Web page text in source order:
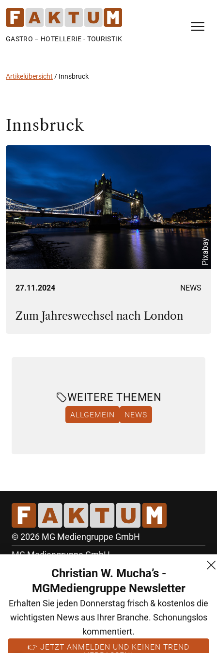
GASTRO – HOTELLERIE - TOURISTIK
Artikelübersicht / Innsbruck
Innsbruck
Pixabay
27.11.2024 NEWS
Zum Jahreswechsel nach London
WEITERE THEMEN
ALLGEMEIN NEWS
© 2026 MG Mediengruppe GmbH
MG Mediengruppe GmbH
Burgring 1/7
1010 Wien
+43 (1) 522 14 14
office@mgmedien.at
Kontakt
Christian W. Mucha’s -
MGMediengruppe Newsletter
Erhalten Sie jeden Donnerstag frisch & kostenlos die
wichtigsten News aus Ihrer Branche. Schonungslos
kommentiert.
👉 JETZT ANMELDEN UND KEINEN TREND